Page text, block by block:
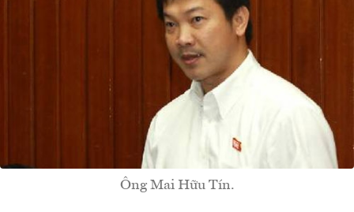
Ông Mai Hữu Tín.